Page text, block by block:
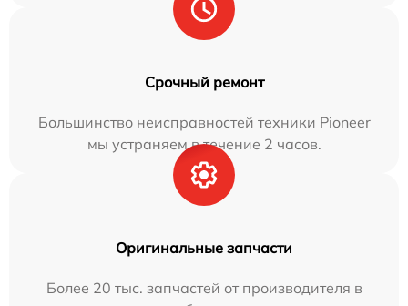
Срочный ремонт
Большинство неисправностей техники Pioneer
мы устраняем в течение 2 часов.
Оригинальные запчасти
Более 20 тыс. запчастей от производителя в